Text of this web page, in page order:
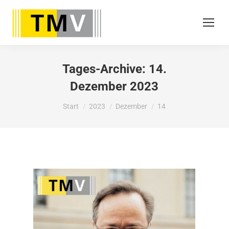
Tages-Archive: 14.
Dezember 2023
Sie befinden sich hier:
Start 2023 Dezember 14